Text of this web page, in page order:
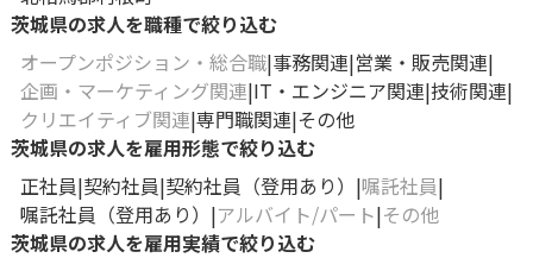
茨城県の求人を職種で絞り込む
オープンポジション・総合職 事務関連 営業・販売関連
企画・マーケティング関連 IT・エンジニア関連 技術関連
クリエイティブ関連 専門職関連 その他
茨城県の求人を雇用形態で絞り込む
正社員 契約社員 契約社員（登用あり）
嘱託社員
嘱託社員（登用あり）
アルバイト/パート その他
茨城県の求人を雇用実績で絞り込む